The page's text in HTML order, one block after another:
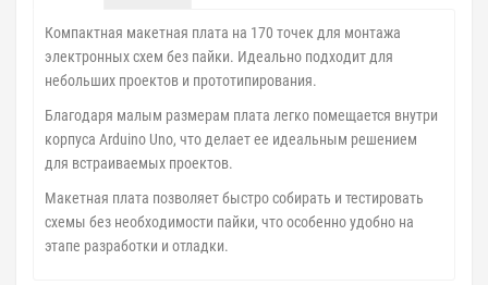
Компактная макетная плата на 170 точек для монтажа
электронных схем без пайки. Идеально подходит для
небольших проектов и прототипирования.
Благодаря малым размерам плата легко помещается внутри
корпуса Arduino Uno, что делает ее идеальным решением
для встраиваемых проектов.
Макетная плата позволяет быстро собирать и тестировать
схемы без необходимости пайки, что особенно удобно на
этапе разработки и отладки.